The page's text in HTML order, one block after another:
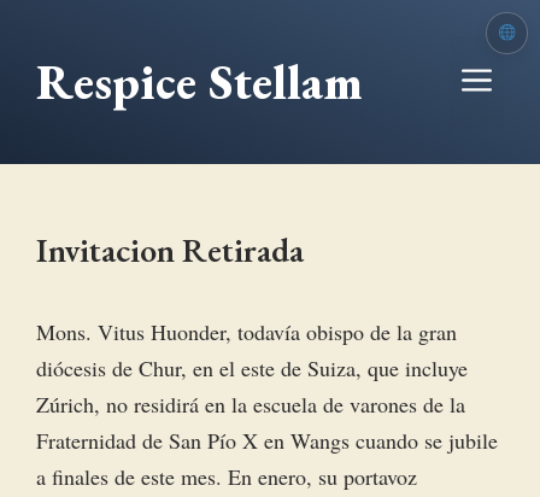
contenido
Respice Stellam
Invitacion Retirada
Mons. Vitus Huonder, todavía obispo de la gran
diócesis de Chur, en el este de Suiza, que incluye
Zúrich, no residirá en la escuela de varones de la
Fraternidad de San Pío X en Wangs cuando se jubile
a finales de este mes. En enero, su portavoz